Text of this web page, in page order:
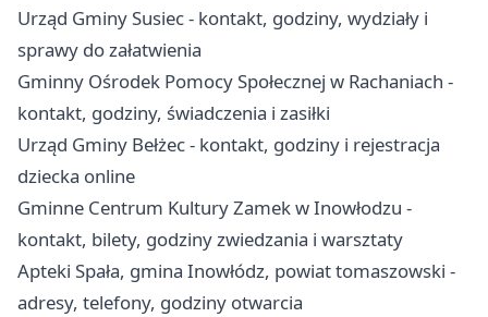
Urząd Gminy Susiec - kontakt, godziny, wydziały i
sprawy do załatwienia
Gminny Ośrodek Pomocy Społecznej w Rachaniach -
kontakt, godziny, świadczenia i zasiłki
Urząd Gminy Bełżec - kontakt, godziny i rejestracja
dziecka online
Gminne Centrum Kultury Zamek w Inowłodzu -
kontakt, bilety, godziny zwiedzania i warsztaty
Apteki Spała, gmina Inowłódz, powiat tomaszowski -
adresy, telefony, godziny otwarcia